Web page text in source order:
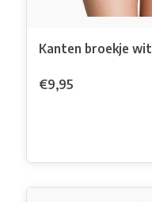
Kanten broekje wit
€9,95